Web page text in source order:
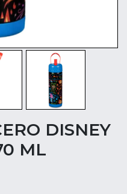
DISNEY
ML